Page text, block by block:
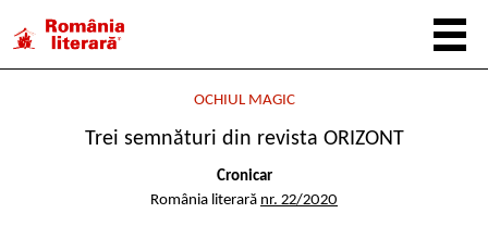
OCHIUL MAGIC
Trei semnături din revista ORIZONT
Cronicar
România literară nr. 22/2020